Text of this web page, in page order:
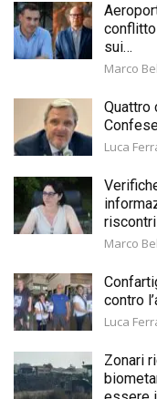
sui…
Marco
Quattro
Luca
Marco
contro
Luca
Zonari